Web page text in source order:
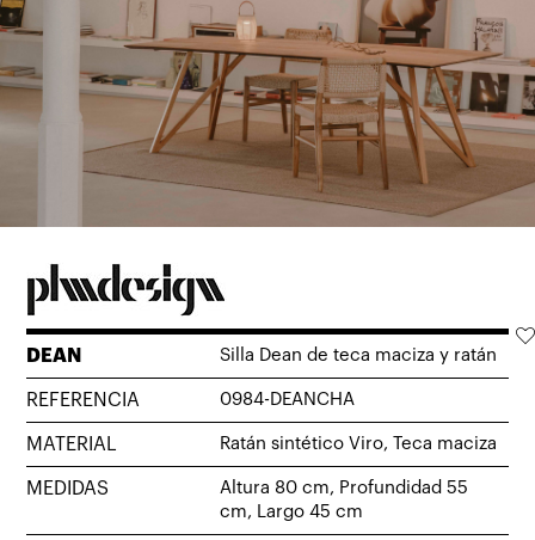
DEAN Silla Dean de teca maciza y ratán
REFERENCIA 0984-DEANCHA
MATERIAL Ratán sintético Viro, Teca maciza
MEDIDAS
Altura 80 cm, Profundidad 55
cm, Largo 45 cm